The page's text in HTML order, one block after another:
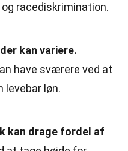
racediskrimination.
kan variere.
have sværere ved at
levebar løn.
kan drage fordel af